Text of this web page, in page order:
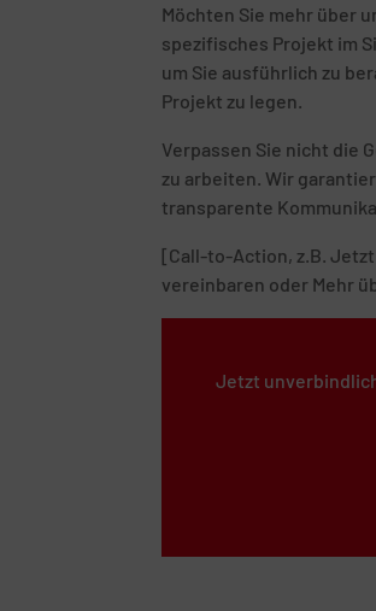
Möchten Sie mehr über
spezifisches Projekt im
um Sie ausführlich zu
Projekt zu legen.
Verpassen Sie nicht die
zu arbeiten. Wir
transparente
[Call-to-Action, z.B.
vereinbaren oder Mehr
Jetzt